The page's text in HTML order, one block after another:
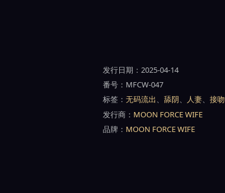
发行日期：2025-04-14
番号：MFCW-047
标签： 无码流出、 舔阴、 人妻、 接吻
发行商： MOON FORCE WIFE
品牌： MOON FORCE WIFE